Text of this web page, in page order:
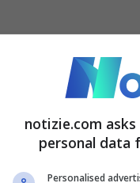
del
In
preceduto
avrebbe
di Piquè era a
notizie.com
personal data
Personalised